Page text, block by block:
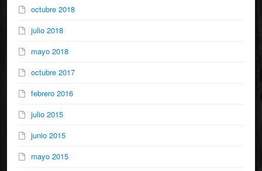
octubre 2018
julio 2018
mayo 2018
octubre 2017
febrero 2016
julio 2015
junio 2015
mayo 2015